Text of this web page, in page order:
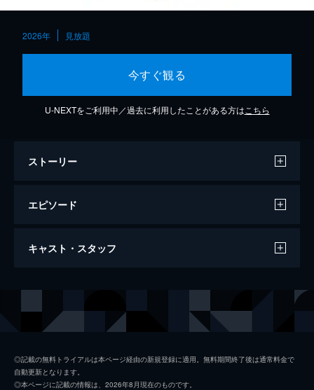
2026年 見放題
今すぐ観る
U-NEXTをご利用中／過去に利用したことがある方は こちら
ストーリー
エピソード
2026/1/12放送 佐藤健＆岡田准一スノーマ
プライズ！恋つづ胸キュンシーンを再現！世
影！Snow Man宮舘が6歳に手料理★
キャスト・スタッフ
安住紳一郎
◎記載の無料トライアルは本ページ経由の新規登録に適用。無料期間終了後は通常料金で
自動更新となります。
◎本ページに記載の情報は、2026年8月現在のものです。